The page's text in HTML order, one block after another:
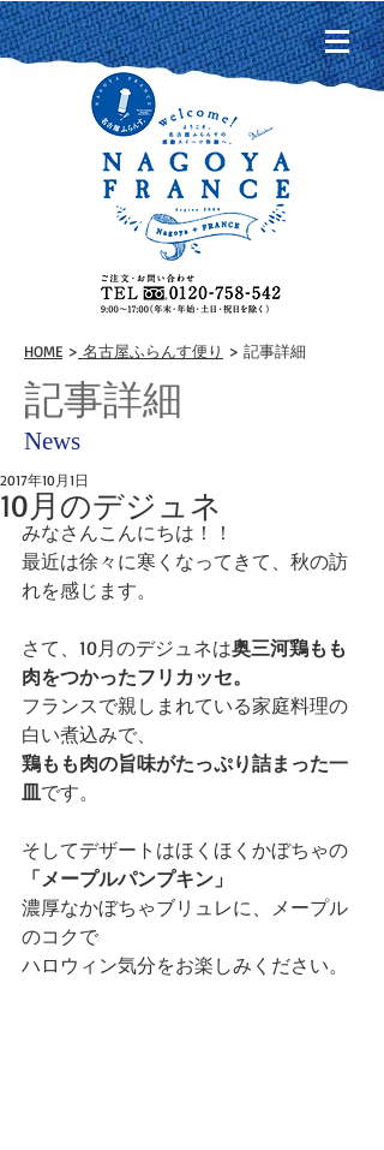
HOME > 名古屋ふらんす便り > 記事詳細
記事詳細
News
10月のデジュネ
2017年10月1日
みなさんこんにちは！！
最近は徐々に寒くなってきて、秋の訪
れを感じます。
さて、10月のデジュネは奥三河鶏もも
肉をつかったフリカッセ。
フランスで親しまれている家庭料理の
白い煮込みで、
鶏もも肉の旨味がたっぷり詰まった一
皿です。
そしてデザートはほくほくかぼちゃの
「メープルパンプキン」
濃厚なかぼちゃブリュレに、メープル
のコクで
ハロウィン気分をお楽しみください。